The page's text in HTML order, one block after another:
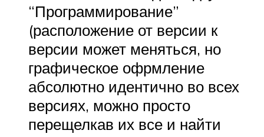
“Программирование”
(расположение от версии к
версии может меняться, но
графическое офрмление
абсолютно идентично во всех
версиях, можно просто
перещелкав их все и найти